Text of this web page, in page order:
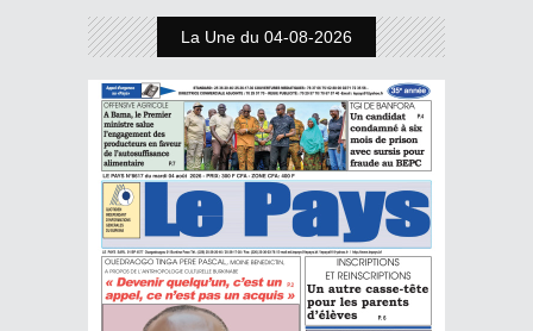
La Une du 04-08-2026